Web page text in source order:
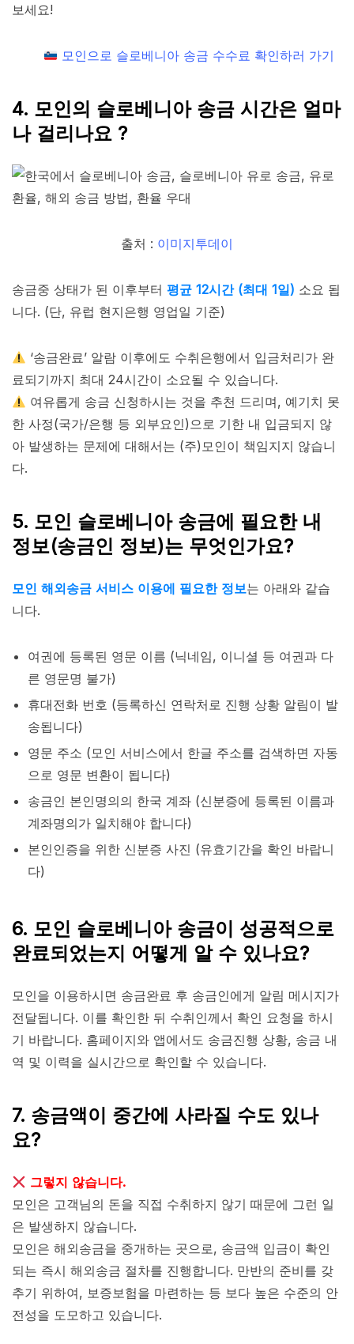
보세요!
모인으로 슬로베니아 송금 수수료 확인하러 가기
4. 모인의 슬로베니아 송금 시간은 얼마
나 걸리나요 ?
출처 : 이미지투데이
송금중 상태가 된 이후부터 평균 12시간 (최대 1일) 소요 됩
니다. (단, 유럽 현지은행 영업일 기준)
‘송금완료’ 알람 이후에도 수취은행에서 입금처리가 완
료되기까지 최대 24시간이 소요될 수 있습니다.
여유롭게 송금 신청하시는 것을 추천 드리며, 예기치 못
한 사정(국가/은행 등 외부요인)으로 기한 내 입금되지 않
아 발생하는 문제에 대해서는 (주)모인이 책임지지 않습니
다.
5. 모인 슬로베니아 송금에 필요한 내
정보(송금인 정보)는 무엇인가요?
모인 해외송금 서비스 이용에 필요한 정보는 아래와 같습
니다.
여권에 등록된 영문 이름 (닉네임, 이니셜 등 여권과 다
른 영문명 불가)
휴대전화 번호 (등록하신 연락처로 진행 상황 알림이 발
송됩니다)
영문 주소 (모인 서비스에서 한글 주소를 검색하면 자동
으로 영문 변환이 됩니다)
송금인 본인명의의 한국 계좌 (신분증에 등록된 이름과
계좌명의가 일치해야 합니다)
본인인증을 위한 신분증 사진 (유효기간을 확인 바랍니
다)
6. 모인 슬로베니아 송금이 성공적으로
완료되었는지 어떻게 알 수 있나요?
모인을 이용하시면 송금완료 후 송금인에게 알림 메시지가
전달됩니다. 이를 확인한 뒤 수취인께서 확인 요청을 하시
기 바랍니다. 홈페이지와 앱에서도 송금진행 상황, 송금 내
역 및 이력을 실시간으로 확인할 수 있습니다.
7. 송금액이 중간에 사라질 수도 있나
요?
그렇지 않습니다.
모인은 고객님의 돈을 직접 수취하지 않기 때문에 그런 일
은 발생하지 않습니다.
모인은 해외송금을 중개하는 곳으로, 송금액 입금이 확인
되는 즉시 해외송금 절차를 진행합니다. 만반의 준비를 갖
추기 위하여, 보증보험을 마련하는 등 보다 높은 수준의 안
전성을 도모하고 있습니다.